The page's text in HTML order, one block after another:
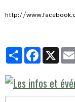
http://
PartagerFacebook
X